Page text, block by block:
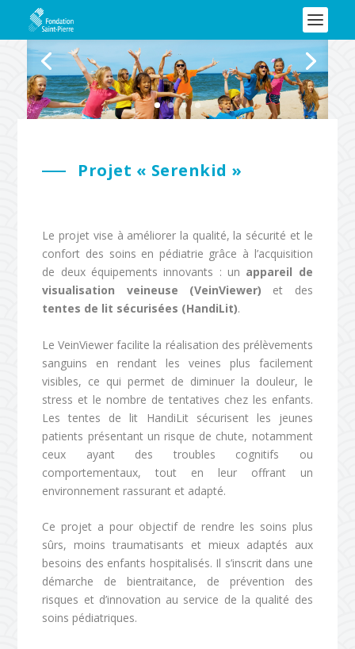
Projet « Serenkid »
Le projet vise à améliorer la qualité, la sécurité et le
confort des soins en pédiatrie grâce à l’acquisition
de deux équipements innovants : un appareil de
visualisation veineuse (VeinViewer) et des
tentes de lit sécurisées (HandiLit).
Le VeinViewer facilite la réalisation des prélèvements
sanguins en rendant les veines plus facilement
visibles, ce qui permet de diminuer la douleur, le
stress et le nombre de tentatives chez les enfants.
Les tentes de lit HandiLit sécurisent les jeunes
patients présentant un risque de chute, notamment
ceux ayant des troubles cognitifs ou
comportementaux, tout en leur offrant un
environnement rassurant et adapté.
Ce projet a pour objectif de rendre les soins plus
sûrs, moins traumatisants et mieux adaptés aux
besoins des enfants hospitalisés. Il s’inscrit dans une
démarche de bientraitance, de prévention des
risques et d’innovation au service de la qualité des
soins pédiatriques.